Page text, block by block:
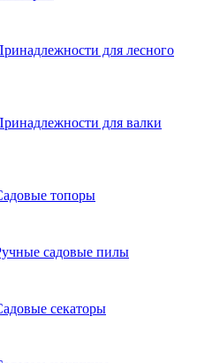
для лесного
для валки
топоры
садовые пилы
секаторы